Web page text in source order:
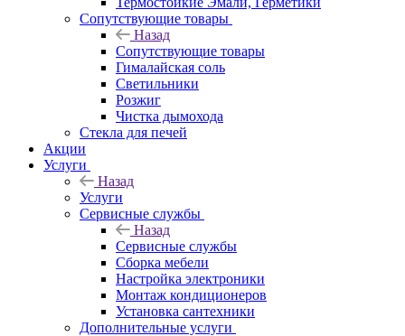
Сопутствующие товары
Назад
Сопутствующие товары
Гималайская соль
Светильники
Розжиг
Чистка дымохода
Стекла для печей
Акции
Услуги
Назад
Услуги
Сервисные службы
Назад
Сервисные службы
Сборка мебели
Настройка электроники
Монтаж кондиционеров
Установка сантехники
Дополнительные услуги